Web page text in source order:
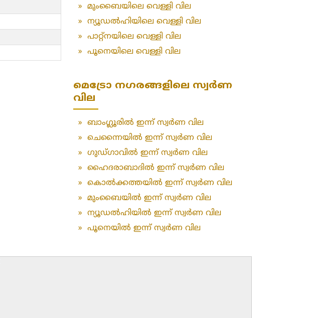
» മുംബൈയിലെ വെള്ളി വില
» ന്യൂഡൽഹിയിലെ വെള്ളി വില
» പാറ്റ്നയിലെ വെള്ളി വില
» പൂനെയിലെ വെള്ളി വില
മെട്രോ നഗരങ്ങളിലെ സ്വർണ
വില
» ബാംഗ്ലൂരിൽ ഇന്ന് സ്വർണ വില
» ചെന്നൈയിൽ ഇന്ന് സ്വർണ വില
» ഗുഡ്ഗാവിൽ ഇന്ന് സ്വർണ വില
» ഹൈദരാബാദിൽ ഇന്ന് സ്വർണ വില
» കൊൽക്കത്തയിൽ ഇന്ന് സ്വർണ വില
» മുംബൈയിൽ ഇന്ന് സ്വർണ വില
» ന്യൂഡൽഹിയിൽ ഇന്ന് സ്വർണ വില
» പൂനെയിൽ ഇന്ന് സ്വർണ വില